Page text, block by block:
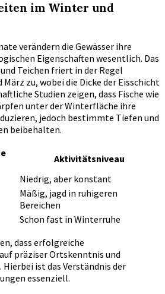
im Winter und
verändern die Gewässer ihre
Eigenschaften wesentlich. Das
Teichen friert in der Regel
zu, wobei die Dicke der Eisschicht
Studien zeigen, dass Fische wie
unter der Winterfläche ihre
jedoch bestimmte Tiefen und
beibehalten.
Aktivitätsniveau
Niedrig, aber konstant
Mäßig, jagd in ruhigeren
Bereichen
Schon fast in Winterruhe
dass erfolgreiche
präziser Ortskenntnis und
ist das Verständnis der
essenziell.